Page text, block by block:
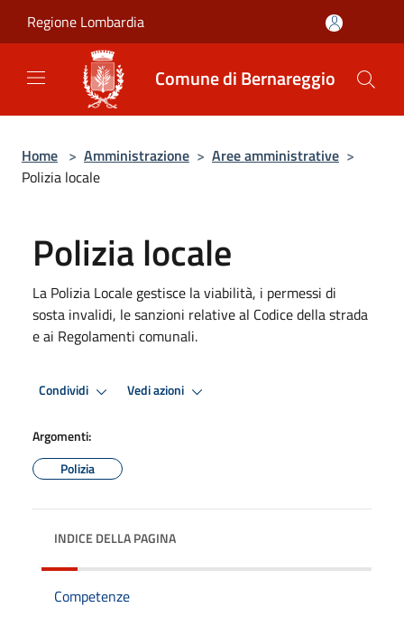
Regione Lombardia
Comune di Bernareggio
Home > Amministrazione > Aree amministrative >
Polizia locale
Polizia locale
La Polizia Locale gestisce la viabilità, i permessi di
sosta invalidi, le sanzioni relative al Codice della strada
e ai Regolamenti comunali.
Condividi Vedi azioni
Argomenti:
Polizia
INDICE DELLA PAGINA
Competenze